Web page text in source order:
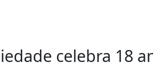
celebra 18